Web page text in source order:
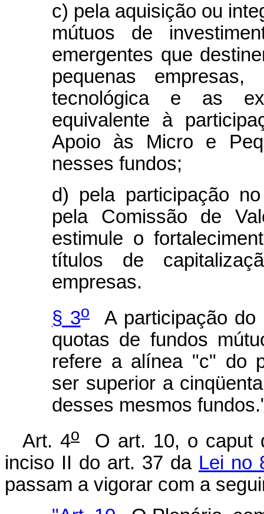
c) pela aquisição ou
mútuos de
emergentes que
pequenas
tecnológica e as
equivalente à
Apoio às Micro e
nesses fundos;
d) pela participação
pela Comissão de
estimule o
títulos de
empresas.
§ 3oA participação do
quotas de fundos
refere a alínea "c" do
ser superior a
desses mesmos
Art. 4oO art. 10, o caput
inciso II do art. 37 da Lei no
passam a vigorar com a